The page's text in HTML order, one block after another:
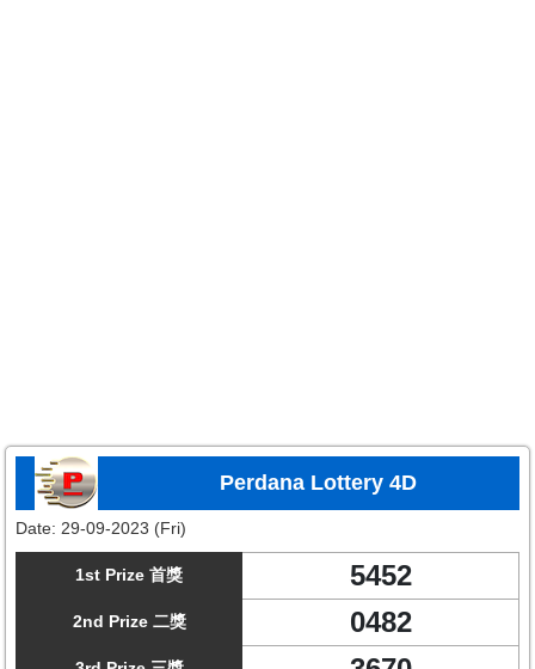
Perdana Lottery 4D
Date: 29-09-2023 (Fri)
1st Prize 首獎 5452
2nd Prize 二獎 0482